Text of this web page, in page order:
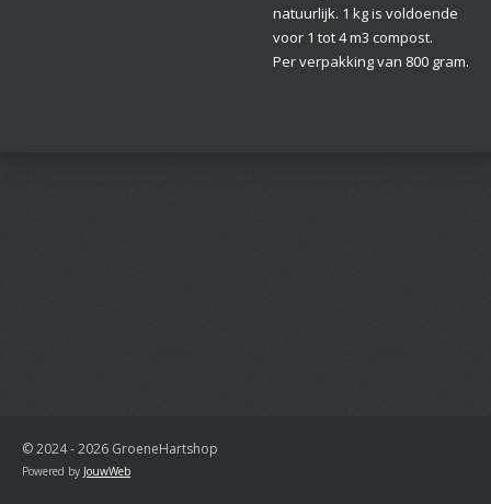
natuurlijk. 1 kg is voldoende
voor 1 tot 4 m3 compost.
Per verpakking van 800 gram.
© 2024 - 2026 GroeneHartshop
Powered by JouwWeb